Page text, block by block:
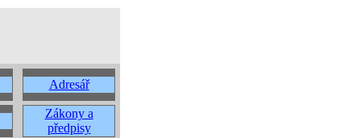
Adresář
Zákony a
předpisy